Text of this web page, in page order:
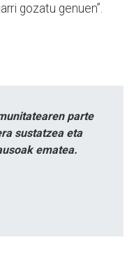
gozatu genuen”.
parte
sustatzea eta
ematea.